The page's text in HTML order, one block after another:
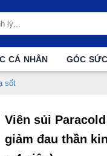
CÁ NHÂN GÓC
sốt
Viên sủi
giảm đau thần